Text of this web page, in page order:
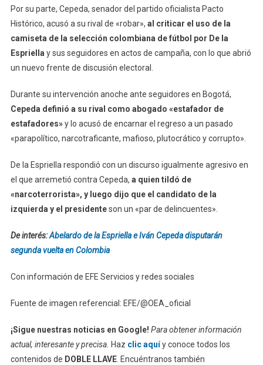
Por su parte, Cepeda, senador del partido oficialista Pacto
Histórico, acusó a su rival de «robar», al criticar el uso de la
camiseta de la selección colombiana de fútbol por De la
Espriella y sus seguidores en actos de campaña, con lo que abrió
un nuevo frente de discusión electoral.
Durante su intervención anoche ante seguidores en Bogotá,
Cepeda definió a su rival como abogado «estafador de
estafadores»y lo acusó de encarnar el regreso a un pasado
«parapolítico, narcotraficante, mafioso, plutocrático y corrupto».
De la Espriella respondió con un discurso igualmente agresivo en
el que arremetió contra Cepeda, a quien tildó de
«narcoterrorista», y luego dijo que el candidato de la
izquierda y el presidenteson un «par de delincuentes».
De interés:Abelardo de la Espriella e Iván Cepeda disputarán
segunda vuelta en Colombia
Con información de EFE Servicios y redes sociales
Fuente de imagen referencial: EFE/@OEA_oficial
¡Sigue nuestras noticias en Google! Para obtener información
actual, interesante y precisa. Haz clic aquíy conoce todos los
contenidos de DOBLE LLAVE. Encuéntranos también